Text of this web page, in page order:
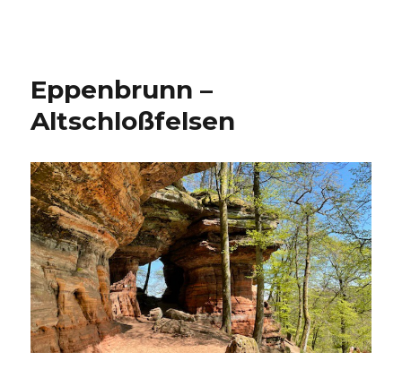
Eppenbrunn –
Altschloßfelsen